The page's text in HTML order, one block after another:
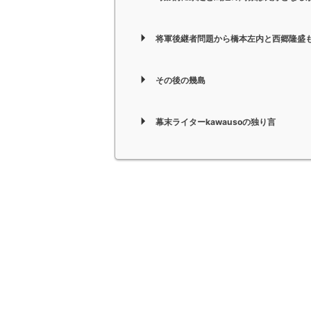
将軍後継者問題から橋本左内と西郷隆盛
その後の幾島
幕末ライターkawausoの独り言